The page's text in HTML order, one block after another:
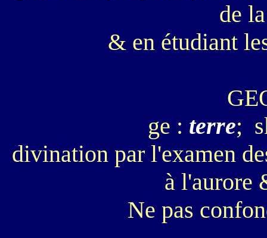
de
& en étudiant
ge : terre;
divination par l'examen
à l'aurore
Ne pas